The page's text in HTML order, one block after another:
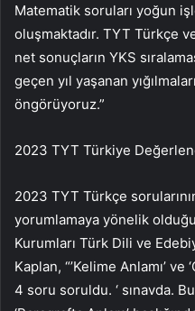
Matematik soruları yoğun
oluşmaktadır. TYT Türkçe
net sonuçların YKS
geçen yıl yaşanan
öngörüyoruz.”
2023 TYT Türkiye
2023 TYT Türkçe
yorumlamaya yönelik
Kurumları Türk Dili ve
Kaplan, “’Kelime Anlamı’ ve
4 soru soruldu. ‘ sınavda.